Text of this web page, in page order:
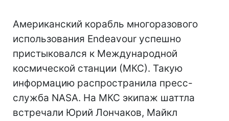
Американский корабль многоразового
использования Endeavour успешно
пристыковался к Международной
космической станции (МКС). Такую
информацию распространила пресс-
служба NASA. На МКС экипаж шаттла
встречали Юрий Лончаков, Майкл